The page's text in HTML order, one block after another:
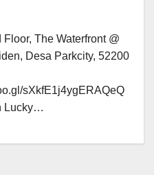
The Waterfront @
Desa Parkcity, 52200
sXkfE1j4ygERAQeQ
Lucky…